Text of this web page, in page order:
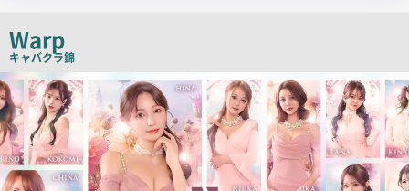
コ
ピ
Warp
キャバクラ錦
検
索
結
果
一
覧
用
画
像